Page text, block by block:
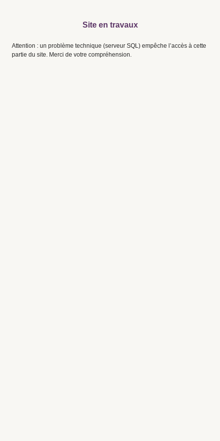
Site en travaux
Attention : un problème technique (serveur SQL) empêche l’accès à cette
partie du site. Merci de votre compréhension.